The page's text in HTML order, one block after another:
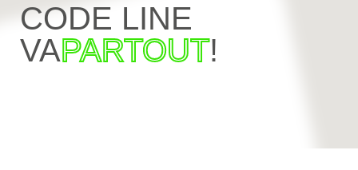
CODE LINE
VAPARTOUT!